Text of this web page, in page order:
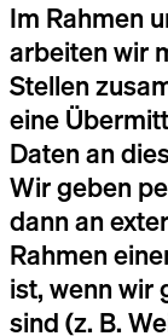
Im Rahmen
arbeiten wir
Stellen
eine
Daten an
Wir geben
dann an
Rahmen
ist, wenn wir
sind (z. B.